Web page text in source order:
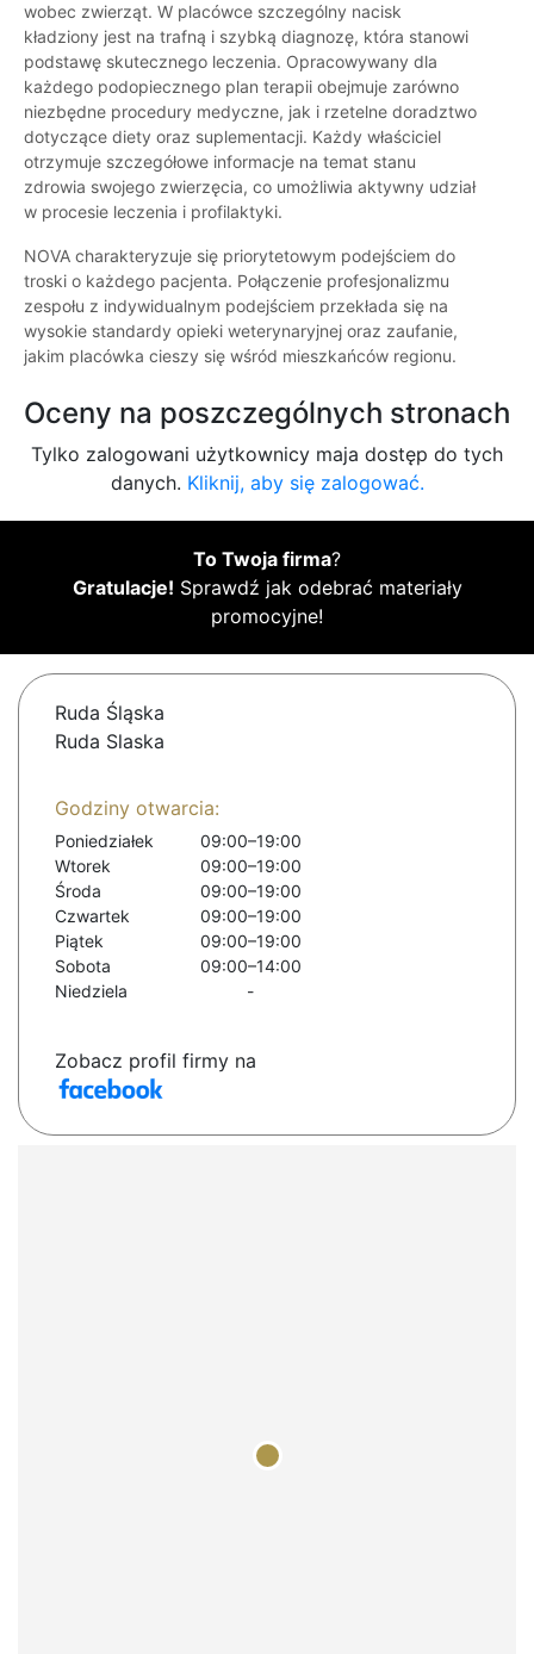
wobec zwierząt. W placówce szczególny nacisk
kładziony jest na trafną i szybką diagnozę, która stanowi
podstawę skutecznego leczenia. Opracowywany dla
każdego podopiecznego plan terapii obejmuje zarówno
niezbędne procedury medyczne, jak i rzetelne doradztwo
dotyczące diety oraz suplementacji. Każdy właściciel
otrzymuje szczegółowe informacje na temat stanu
zdrowia swojego zwierzęcia, co umożliwia aktywny udział
w procesie leczenia i profilaktyki.
NOVA charakteryzuje się priorytetowym podejściem do
troski o każdego pacjenta. Połączenie profesjonalizmu
zespołu z indywidualnym podejściem przekłada się na
wysokie standardy opieki weterynaryjnej oraz zaufanie,
jakim placówka cieszy się wśród mieszkańców regionu.
Oceny na poszczególnych stronach
Tylko zalogowani użytkownicy maja dostęp do tych
danych. Kliknij, aby się zalogować.
To Twoja firma?
Gratulacje! Sprawdź jak odebrać materiały
promocyjne!
Ruda Śląska
Ruda Slaska
Godziny otwarcia:
Poniedziałek
09:00–19:00
Wtorek
09:00–19:00
Środa
09:00–19:00
Czwartek
09:00–19:00
Piątek
09:00–19:00
Sobota
09:00–14:00
Niedziela
-
Zobacz profil firmy na